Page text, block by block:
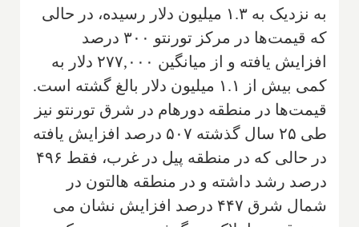
به نزدیک به ۱.۳ میلیون دلار رسیده، در حالی
که قیمت‌ها در مرکز تورنتو ۳۰۰ درصد
افزایش یافته و از میانگین ۲۷۷,۰۰۰ دلار به
کمی بیش از ۱.۱ میلیون دلار بالغ گشته است.
قیمت‌ها در منطقه دورهام در شرق تورنتو نیز
طی ۲۵ سال گذشته ۵۰۷ درصد افزایش یافته
در حالی که در منطقه پیل در غرب، فقط ۴۹۶
درصد رشد داشته و در منطقه هالتون در
شمال شرق ۴۴۷ درصد افزایش نشان می